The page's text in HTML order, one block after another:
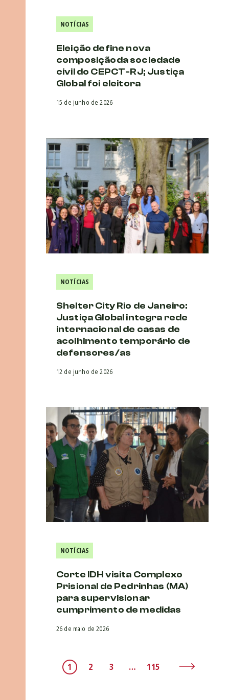
NOTÍCIAS
Eleição define nova
composiçãoda sociedade
civil do CEPCT-RJ; Justiça
Global foi eleitora
15 de junho de 2026
NOTÍCIAS
Shelter City Rio de Janeiro:
Justiça Global integra rede
internacional de casas de
acolhimento temporário de
defensores/as
12 de junho de 2026
NOTÍCIAS
Corte IDH visita Complexo
Prisional de Pedrinhas (MA)
para supervisionar
cumprimento de medidas
26 de maio de 2026
1 2 3 … 115